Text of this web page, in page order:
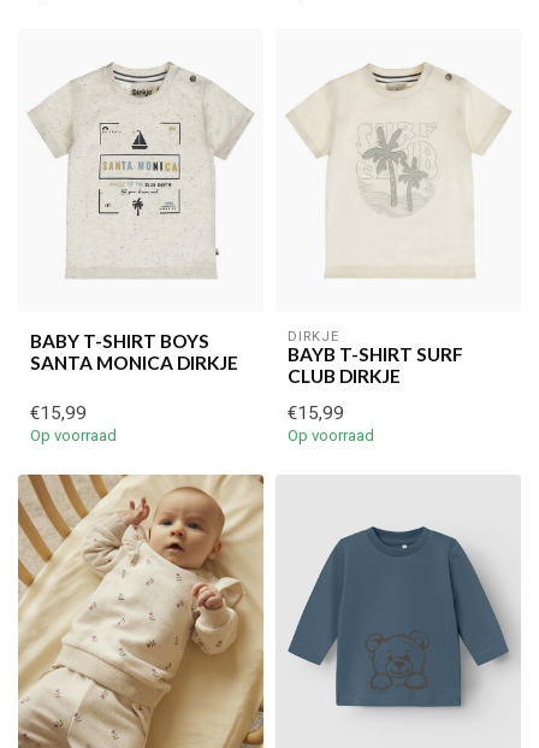
BABY T-SHIRT BOYS
SANTA MONICA DIRKJE
€15,99
Op voorraad
DIRKJE
BAYB T-SHIRT SURF
CLUB DIRKJE
€15,99
Op voorraad